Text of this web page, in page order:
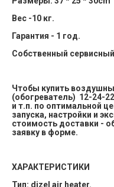
Вес -10 кг.
Гарантия - 1 год.
Собственный
Чтобы купить
(обогреватель) 12-24-
и т.п. по оптимальной
запуска, настройки и
стоимость доставки -
заявку в форме.
ХАРАКТЕРИСТИКИ
Тип: dizel air heater.